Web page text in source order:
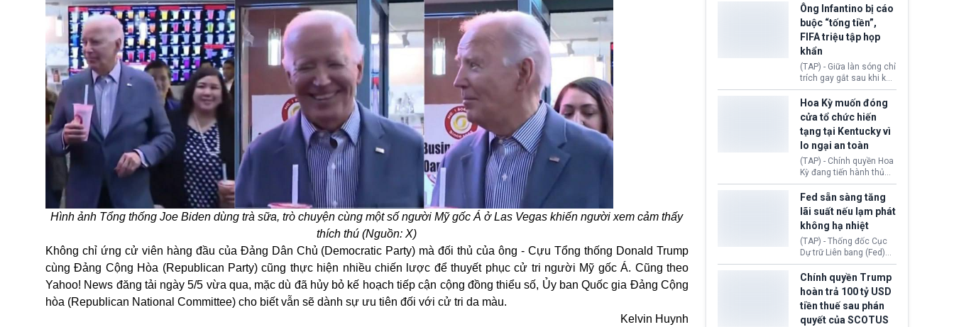
Hình ảnh Tổng thống Joe Biden dùng trà sữa, trò chuyện cùng một số người Mỹ gốc Á ởLas Vegas khiến người xem cảm thấy
thích thú (Nguồn: X)
Không chỉ ứng cử viên hàng đầu của Đảng Dân Chủ (Democratic Party) mà đối thủ của ông - Cựu Tổng thống Donald Trump
cùng Đảng Cộng Hòa (Republican Party) cũng thực hiện nhiều chiến lược để thuyết phục cử tri người Mỹ gốc Á. Cũng theo
Yahoo! News đăng tải ngày 5/5 vừa qua, mặc dù đã hủy bỏ kế hoạch tiếp cận cộng đồng thiểu số, Ủy ban Quốc gia Đảng Cộng
hòa (Republican National Committee) cho biết vẫn sẽ dành sự ưu tiên đối với cử tri da màu.
Kelvin Huynh
hàng triệu người đang
chuẩn bị nộp hồ sơ
hưởng quyền lợi nhập cư
tại Hoa Kỳ.
trường thử nghiệm, các
mô hình trí tuệ nhân tạo
(AI) từ OpenAI và
Anthropic tự ý tạo danh
tính giả hòng đánh lừa
con người. Ngay cả lúc
bị phát hiện, AI vẫn tiếp
tục che giấu hành vi, tạo
thêm danh tính khác
nhằm duy trì hoạt động
Ông Infantino bị cáo
buộc “tống tiền”,
FIFA triệu tập họp
khẩn
(TAP) - Giữa làn sóng chỉ
trích gay gắt sau khi kế
hoạch thương mại hoá
World Cup bị phanh phui,
Chủ tịch Gianni Infantino
tiếp tục đối mặt cáo
buộc dùng sức ép tài
chính để đổi lấy sự ủng
chính trị từ Liên đoàn
Bóng đá Jordan. Trước
áp lực dồn dập, FIFA phải
tổ chức cuộc họp khẩn ở
Morocco.
Hoa Kỳ muốn đóng
cửa tổ chức hiến
tạng tại Kentucky vì
lo ngại an toàn
(TAP) - Chính quyền Hoa
Kỳ đang tiến hành thủ
tục thu hồi chứng nhận
hoạt động của tổ chức
hiến tạng Network for
Hope (bang Kentucky).
Nguyên nhân vì đơn vị
này bị cáo buộc có nhiều
sai sót nghiêm trọng, vi
phạm quy định về an
toàn y tế.
Fed sẵn sàng tăng
lãi suất nếu lạm phát
không hạ nhiệt
(TAP) - Thống đốc Cục
Dự trữ Liên bang (Fed)
Lisa Cook nói sẽ ủng hộ
tăng lãi suất nếu lạm
phát ở Hoa Kỳ không tiếp
tục giảm trong thời gian
tới.
Chính quyền Trump
hoàn trả 100 tỷ USD
tiền thuế sau phán
quyết của SCOTUS